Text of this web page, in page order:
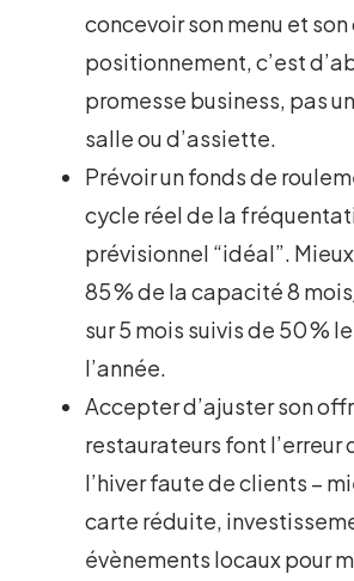
concevoir son menu et
positionnement, c’est
promesse business, pas
salle ou d’assiette.
Prévoir un fonds de
cycle réel de la
prévisionnel “idéal”.
85 % de la capacité 8
sur 5 mois suivis de 50 %
l’année.
Accepter d’ajuster son
restaurateurs font l’erreur
l’hiver faute de clients –
carte réduite,
évènements locaux pour